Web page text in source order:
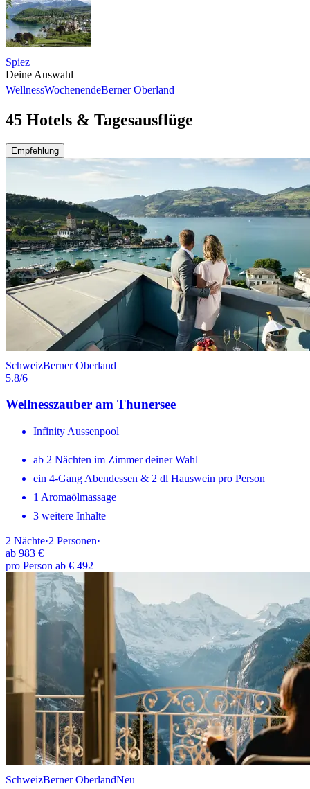
Spiez
Deine Auswahl
WellnessWochenendeBerner Oberland
45 Hotels & Tagesausflüge
Empfehlung
SchweizBerner Oberland
5.8/6
Wellnesszauber am Thunersee
Infinity Aussenpool
ab 2 Nächten im Zimmer deiner Wahl
ein 4-Gang Abendessen & 2 dl Hauswein pro Person
1 Aromaölmassage
3 weitere Inhalte
2 Nächte·2 Personen·
ab 983 €
pro Person ab € 492
SchweizBerner OberlandNeu